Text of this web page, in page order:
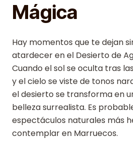
Mágica
Hay momentos que te dejan
atardecer en el Desierto de
Cuando el sol se oculta tras
y el cielo se viste de tonos
el desierto se transforma en
belleza surrealista. Es
espectáculos naturales más
contemplar en Marruecos.